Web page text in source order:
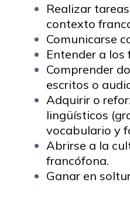
Realizar
contexto
Comunicarse
Entender a los
Comprender
escritos o
Adquirir o
lingüísticos
vocabulario y
Abrirse a la
francófona.
Ganar en